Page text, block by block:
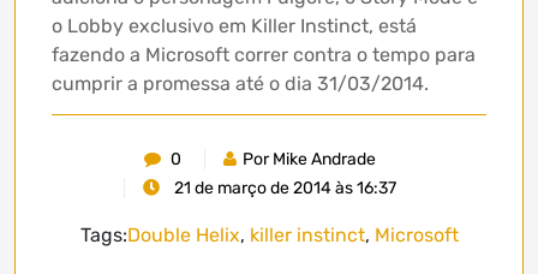
o Lobby exclusivo em Killer Instinct, está
fazendo a Microsoft correr contra o tempo para
cumprir a promessa até o dia 31/03/2014.
0
Por Mike Andrade
21 de março de 2014 às 16:37
Tags:Double Helix, killer instinct, Microsoft